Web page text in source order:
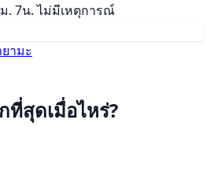
. 7น. ไม่มีเหตุการณ์
ามะ
ที่สุดเมื่อไหร่?